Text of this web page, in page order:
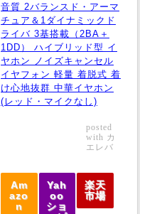
音質 2バランスド・アーマ
チュア＆1ダイナミックド
ライバ 3基搭載（2BA＋
1DD） ハイブリッド型 イ
ヤホン ノイズキャンセル
イヤフォン 軽量 着脱式 着
け心地抜群 中華イヤホン
(レッド・マイクなし)
posted
with カ
エレバ
Am
azo
n
Yah
oo
ショ
楽天
市場